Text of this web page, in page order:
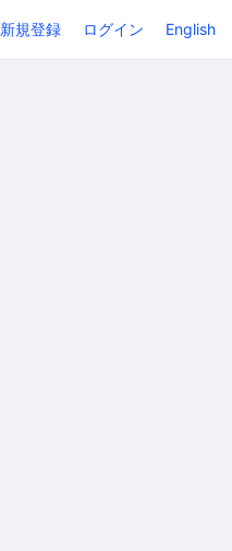
新規登録 ログイン English